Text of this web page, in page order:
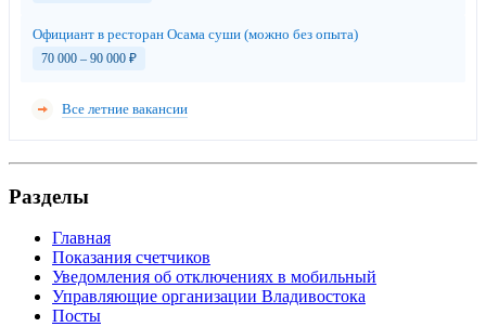
Официант в ресторан Осама суши (можно без опыта)
70 000 – 90 000 ₽
Все летние вакансии
Разделы
Главная
Показания счетчиков
Уведомления об отключениях в мобильный
Управляющие организации Владивостока
Посты